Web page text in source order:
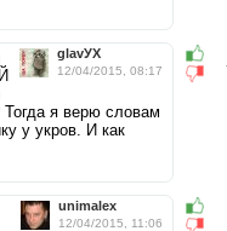
glavУХ
12/04/2015, 08:17
я верю словам
у укров. И как
unimalex
12/04/2015, 11:06